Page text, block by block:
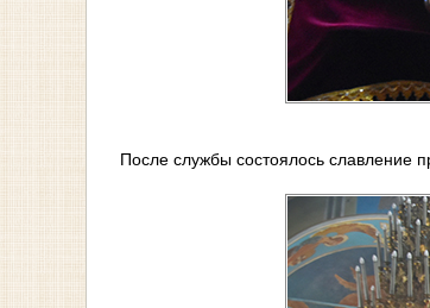
После службы состоялось славление